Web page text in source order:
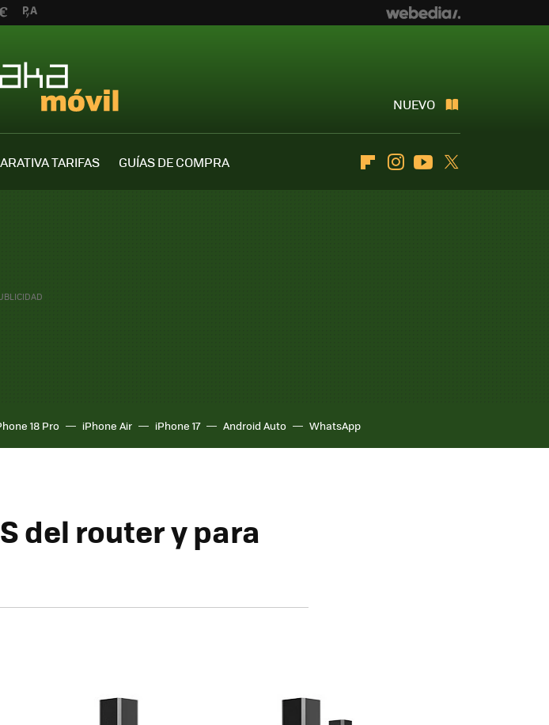
NUEVO
TARIFAS
GUÍAS DE COMPRA
FlipboardInstagramYoutube
18 Pro iPhone Air iPhone 17 Android Auto WhatsApp
del router y para